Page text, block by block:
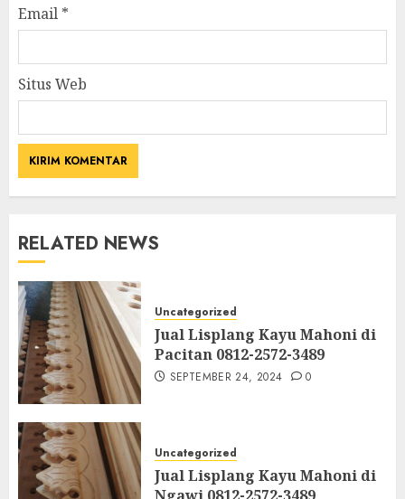
Email *
Situs Web
RELATED NEWS
Uncategorized
Jual Lisplang Kayu Mahoni di
Pacitan 0812-2572-3489
SEPTEMBER 24, 2024 0
Uncategorized
Jual Lisplang Kayu Mahoni di
Ngawi 0812-2572-3489